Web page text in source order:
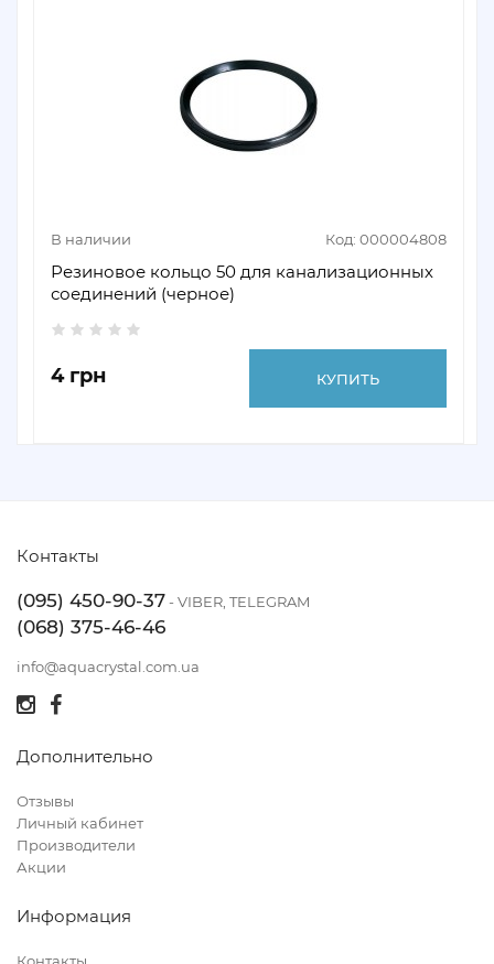
В наличии Код: 000004808
Резиновое кольцо 50 для канализационных
соединений (черное)
4 грн КУПИТЬ
Контакты
(095) 450-90-37- VIBER, TELEGRAM
(068) 375-46-46
info@aquacrystal.com.ua
Дополнительно
Отзывы
Личный кабинет
Производители
Акции
Информация